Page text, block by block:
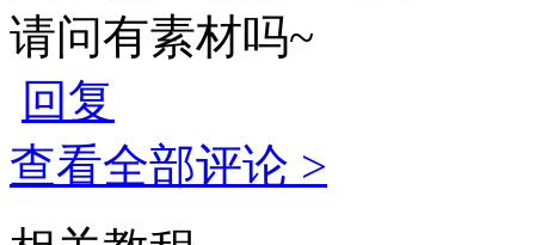
请问有素材吗~
回复
查看全部评论 >